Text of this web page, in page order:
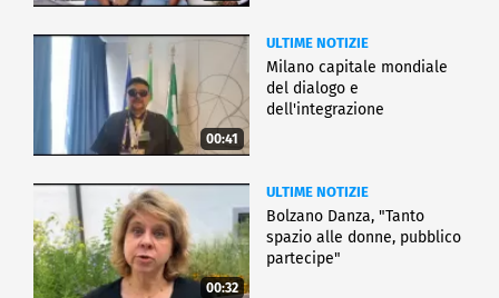
00:41
ULTIME NOTIZIE
Milano capitale mondiale
del dialogo e
dell'integrazione
00:32
ULTIME NOTIZIE
Bolzano Danza, "Tanto
spazio alle donne, pubblico
partecipe"